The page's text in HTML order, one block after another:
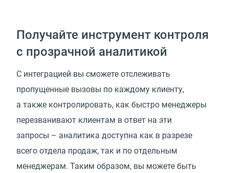
Получайте инструмент контроля
с прозрачной аналитикой
С интеграцией вы сможете отслеживать
пропущенные вызовы по каждому клиенту,
а также контролировать, как быстро менеджеры
перезванивают клиентам в ответ на эти
запросы – аналитика доступна как в разрезе
всего отдела продаж, так и по отдельным
менеджерам. Таким образом, вы можете быть